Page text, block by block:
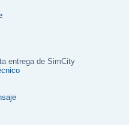
entrega de SimCity